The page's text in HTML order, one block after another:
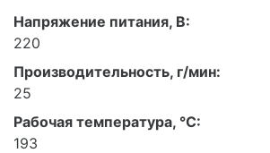
Напряжение питания, В:
220
Производительность, г/мин:
25
Рабочая температура, °C:
193